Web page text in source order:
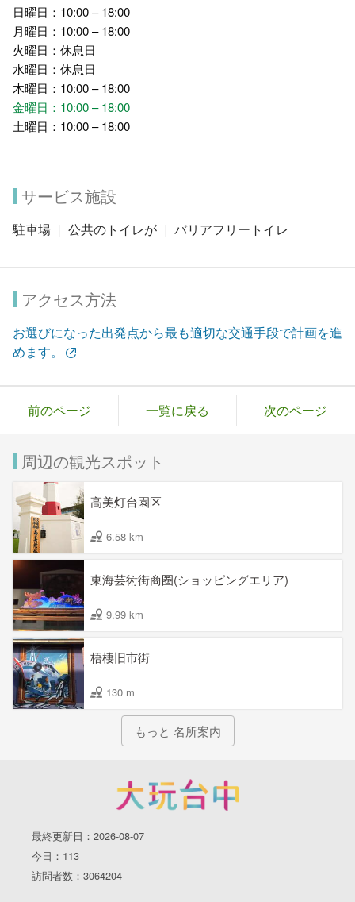
日曜日：10:00 – 18:00
月曜日：10:00 – 18:00
火曜日：休息日
水曜日：休息日
木曜日：10:00 – 18:00
金曜日：10:00 – 18:00
土曜日：10:00 – 18:00
サービス施設
駐車場 公共のトイレが バリアフリートイレ
アクセス方法
お選びになった出発点から最も適切な交通手段で計画を進
めます。
前のページ 一覧に戻る 次のページ
周辺の観光スポット
高美灯台園区
6.58 km
東海芸術街商圈(ショッピングエリア)
9.99 km
梧棲旧市街
130 m
もっと 名所案内
最終更新日：2026-08-07
今日：113
訪問者数：3064204